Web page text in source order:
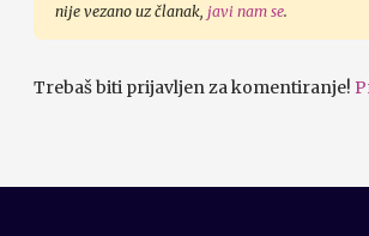
nije vezano uz članak, javi nam se.
Trebaš biti prijavljen za komentiranje!